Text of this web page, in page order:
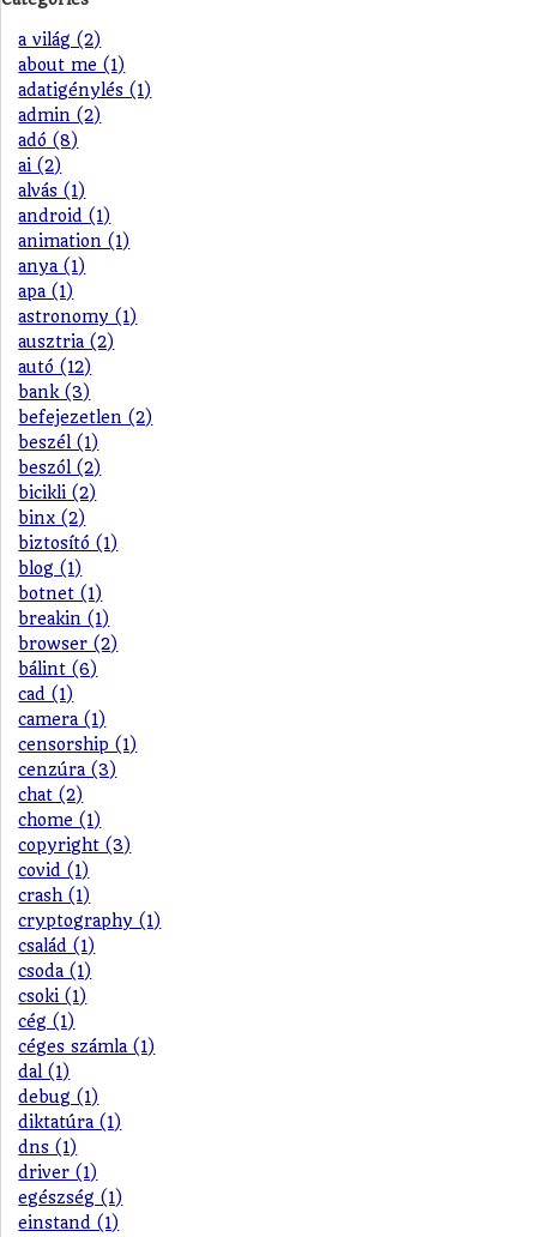
a világ (2)
about me (1)
adatigénylés (1)
admin (2)
adó (8)
ai (2)
alvás (1)
android (1)
animation (1)
anya (1)
apa (1)
astronomy (1)
ausztria (2)
autó (12)
bank (3)
befejezetlen (2)
beszél (1)
beszól (2)
bicikli (2)
binx (2)
biztosító (1)
blog (1)
botnet (1)
breakin (1)
browser (2)
bálint (6)
cad (1)
camera (1)
censorship (1)
cenzúra (3)
chat (2)
chome (1)
copyright (3)
covid (1)
crash (1)
cryptography (1)
család (1)
csoda (1)
csoki (1)
cég (1)
céges számla (1)
dal (1)
debug (1)
diktatúra (1)
dns (1)
driver (1)
egészség (1)
einstand (1)